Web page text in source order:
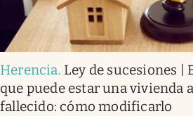
Herencia. Ley de sucesiones |
que puede estar una vivienda
fallecido: cómo modificarlo